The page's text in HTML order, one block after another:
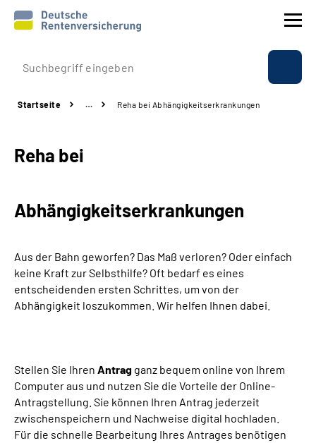
Prävention
Rente
Über uns & Presse
Online-Services
Language
Inhalte in Gebärdensprache (DGS)
Startseite … Reha bei Abhängigkeitserkrankungen
Reha bei
Abhängigkeitserkrankungen
Aus der Bahn geworfen? Das Maß verloren? Oder einfach
keine Kraft zur Selbsthilfe? Oft bedarf es eines
entscheidenden ersten Schrittes, um von der
Abhängigkeit loszukommen. Wir helfen Ihnen dabei.
Stellen Sie Ihren Antrag ganz bequem online von Ihrem
Computer aus und nutzen Sie die Vorteile der Online-
Antragstellung. Sie können Ihren Antrag jederzeit
zwischenspeichern und Nachweise digital hochladen.
Für die schnelle Bearbeitung Ihres Antrages benötigen